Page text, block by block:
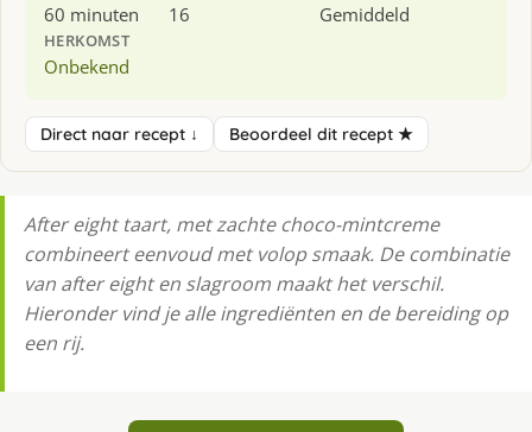
60 minuten 16 Gemiddeld
HERKOMST
Onbekend
Direct naar recept ↓ Beoordeel dit recept ★
After eight taart, met zachte choco-mintcreme
combineert eenvoud met volop smaak. De combinatie
van after eight en slagroom maakt het verschil.
Hieronder vind je alle ingrediënten en de bereiding op
een rij.